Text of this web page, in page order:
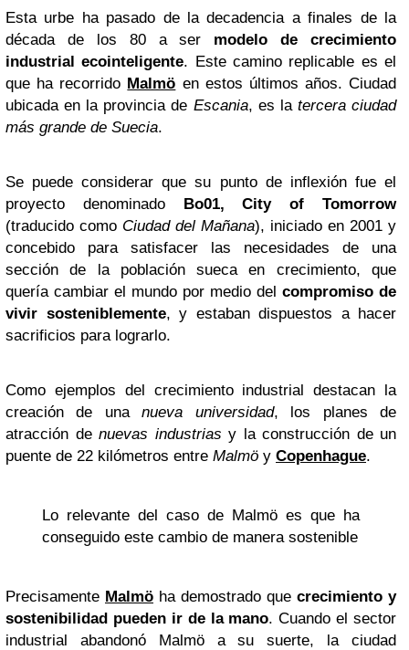
Esta urbe ha pasado de la decadencia a finales de la
década de los 80 a ser modelo de crecimiento
industrial ecointeligente. Este camino replicable es el
que ha recorrido Malmö en estos últimos años. Ciudad
ubicada en la provincia de Escania, es latercera ciudad
más grande de Suecia.
Se puede considerar que su punto de inflexión fue el
proyecto denominado Bo01, City of Tomorrow
(traducido como Ciudad del Mañana), iniciado en 2001 y
concebido para satisfacer las necesidades de una
sección de la población sueca en crecimiento, que
quería cambiar el mundo por medio del compromiso de
vivir sosteniblemente, y estaban dispuestos a hacer
sacrificios para lograrlo.
Como ejemplos del crecimiento industrial destacan la
creación de unanueva universidad, los planes de
atracción de nuevas industrias y la construcción de un
puente de 22 kilómetros entre Malmö y Copenhague.
Lo relevante del caso de Malmö es que ha
conseguido este cambio de manera sostenible
Precisamente Malmö ha demostrado que crecimiento y
sostenibilidad pueden ir de la mano. Cuando el sector
industrial abandonó Malmö a su suerte, la ciudad